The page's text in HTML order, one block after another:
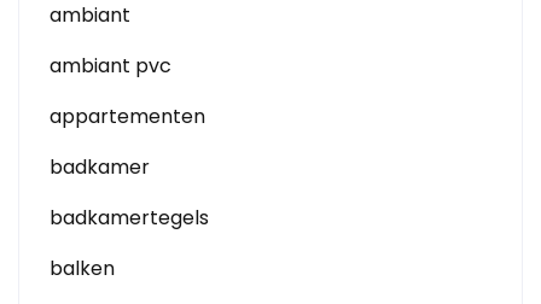
ambiant
ambiant pvc
appartementen
badkamer
badkamertegels
balken